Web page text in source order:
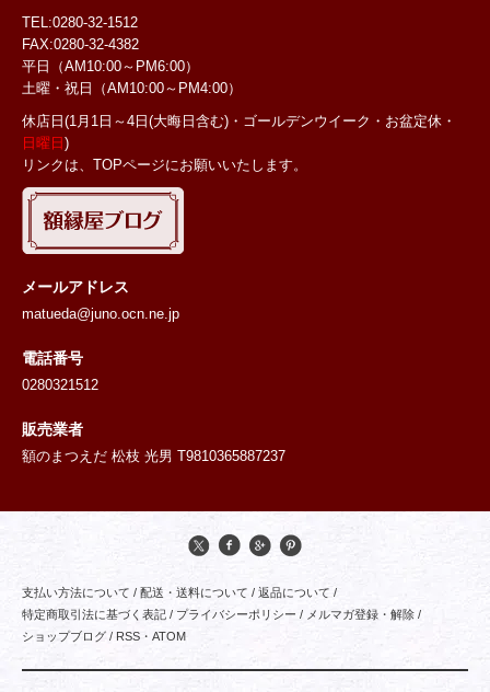
TEL:0280-32-1512
FAX:0280-32-4382
平日（AM10:00～PM6:00）
土曜・祝日
（AM10:00～PM4:00）
休店日(1月1日～4日(大晦日含む)・ゴールデンウイーク・お盆定休・
日曜日 )
リンクは、TOPページにお願いいたします。
メールアドレス
matueda@juno.ocn.ne.jp
電話番号
0280321512
販売業者
額のまつえだ 松枝 光男 T9810365887237
支払い方法について / 配送・送料について / 返品について /
特定商取引法に基づく表記 / プライバシーポリシー / メルマガ登録・解除 /
ショップブログ / RSS ・ ATOM